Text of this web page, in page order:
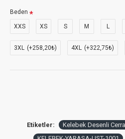
Beden
XXS XS S M L
3XL (+258,20₺) 4XL (+322,75₺)
Etiketler:
Kelebek Desenli